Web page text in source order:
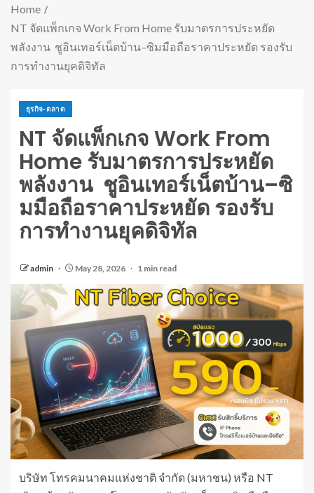
Home
NT จัดแพ็กเกจ Work From Home รับมาตรการประหยัด
พลังงาน ชูอินเทอร์เน็ตบ้าน–ซิมมือถือราคาประหยัด รองรับ
การทำงานยุคดิจิทัล
ธุรกิจ-ตลาด
NT จัดแพ็กเกจ Work From
Home รับมาตรการประหยัด
พลังงาน ชูอินเทอร์เน็ตบ้าน–ซิ
มมือถือราคาประหยัด รองรับ
การทำงานยุคดิจิทัล
admin May 28, 2026 1 min read
บริษัท โทรคมนาคมแห่งชาติ จำกัด (มหาชน) หรือ NT